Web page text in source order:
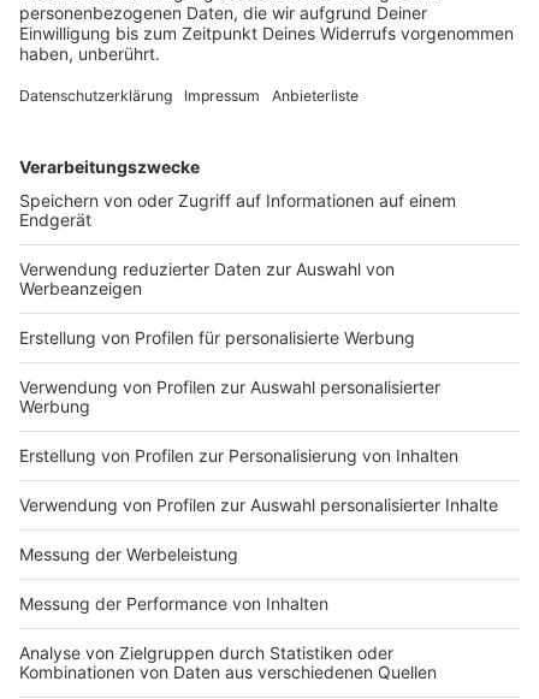
Wenn du gehst
Benjamin Button
Anzeige
Wir benötigen Ihre
Zustimmung, um den YouTube
Video-Service zu laden!
Wir verwenden einen Service eines
Drittanbieters, um Videoinhalte
einzubetten. Dieser Service kann
Daten zu Ihren Aktivitäten
sammeln. Bitte lesen Sie die
Details durch und stimmen Sie der
Nutzung des Service zu, um dieses
Video anzusehen.
Mehr Informationen
powered byUsercentrics Consent
Johannes Oerding - Alles okay
Anzeige